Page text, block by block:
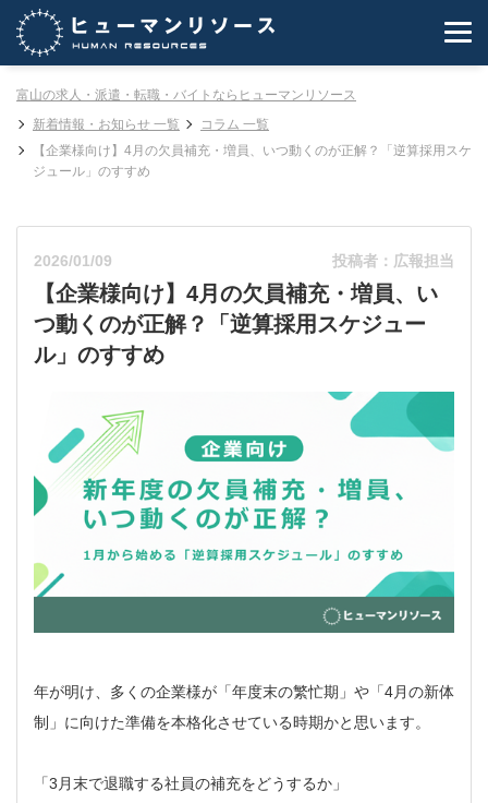
富山の求人・派遣・転職・バイトならヒューマンリソース
新着情報・お知らせ 一覧
コラム 一覧
【企業様向け】4月の欠員補充・増員、いつ動くのが正解？「逆算採用スケ
ジュール」のすすめ
2026/01/09 投稿者：広報担当
【企業様向け】4月の欠員補充・増員、い
つ動くのが正解？「逆算採用スケジュー
ル」のすすめ
年が明け、多くの企業様が「年度末の繁忙期」や「4月の新体
制」に向けた準備を本格化させている時期かと思います。
「3月末で退職する社員の補充をどうするか」